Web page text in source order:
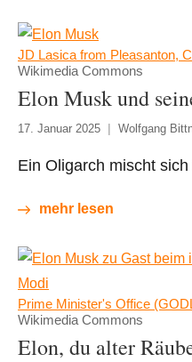
JD Lasica from Pleasanton,
Wikimedia Commons
Elon Musk und
17. Januar 2025 Wolfgang
Ein Oligarch mischt
mehr lesen
Prime Minister's Office
Wikimedia Commons
Elon, du alter